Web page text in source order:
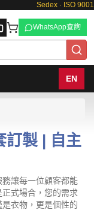
Sedex · ISO 9001
WhatsApp查詢
EN
訂製 | 自主
讓每一位顧客都能
式場合，您的需求
衣物，更是個性的